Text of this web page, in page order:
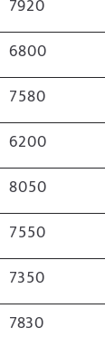
7920
6800
7580
6200
8050
7550
7350
7830